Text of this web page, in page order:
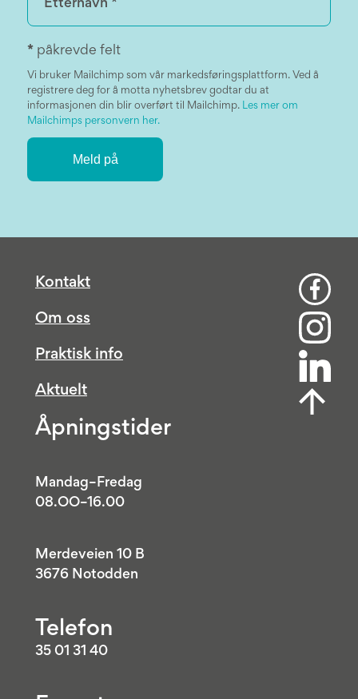
* påkrevde felt
Vi bruker Mailchimp som vår markedsføringsplattform. Ved å
registrere deg for å motta nyhetsbrev godtar du at
informasjonen din blir overført til Mailchimp. Les mer om
Mailchimps personvern her.
Kontakt
Om oss
Praktisk info
Aktuelt
Åpningstider
Mandag–Fredag
08.OO–16.00
Merdeveien 10 B
3676 Notodden
Telefon
35 01 31 40